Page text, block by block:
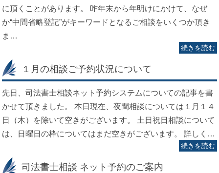
に頂くことがあります。 昨年末から年明けにかけて、なぜ
か“中間省略登記”がキーワードとなるご相談をいくつか頂き
ま…
続きを読む
１月の相談ご予約状況について
先日、司法書士相談ネット予約システムについての記事を書
かせて頂きました。 本日現在、夜間相談については１月１４
日（木）を除いて空きがございます。 土日祝日相談について
は、日曜日の枠についてはまだ空きがございます。 詳しく…
続きを読む
司法書士相談 ネット予約のご案内